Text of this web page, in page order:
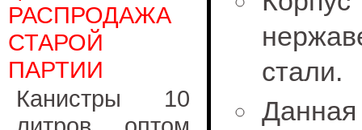
РАСПРОДАЖА
СТАРОЙ
ПАРТИИ
Канистры 10
стали.